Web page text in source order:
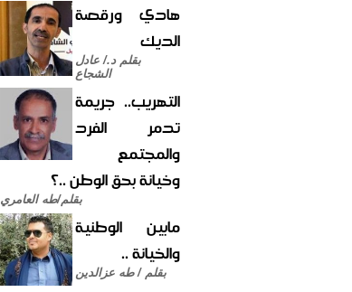
هادي ورقصة
الديك
بقلم د./ عادل
الشجاع
التهريب.. جريمة
تدمر الفرد
والمجتمع
وخيانة بحق الوطن ..؟
بقلم/طه العامري
مابين الوطنية
والخيانة ..
بقلم / طه عزالدين